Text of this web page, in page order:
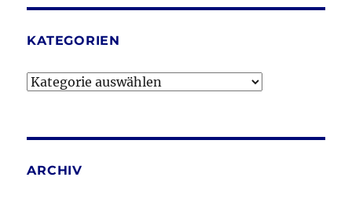
KATEGORIEN
Kategorien
ARCHIV